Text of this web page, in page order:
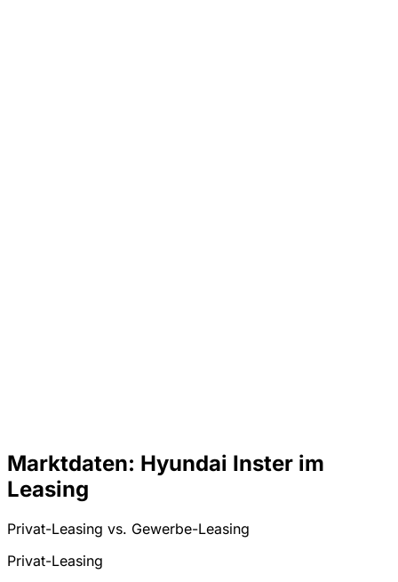
Marktdaten: Hyundai Inster im
Leasing
Privat-Leasing vs. Gewerbe-Leasing
Privat-Leasing